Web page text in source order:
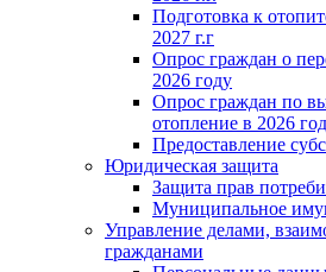
Подготовка к
2027 г.г
Опрос граждан о
2026 году
Опрос граждан по
отопление в 2026
Предоставление
Юридическая защита
Защита прав
Муниципальное
Управление делами,
гражданами